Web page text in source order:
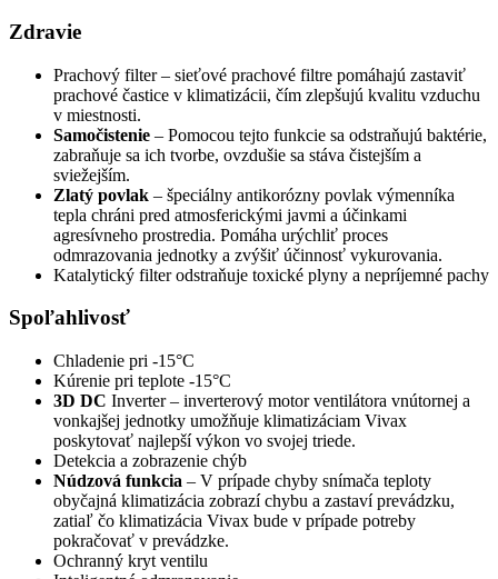
Zdravie
Prachový filter – sieťové prachové filtre pomáhajú zastaviť
prachové častice v klimatizácii, čím zlepšujú kvalitu vzduchu
v miestnosti.
Samočistenie – Pomocou tejto funkcie sa odstraňujú baktérie,
zabraňuje sa ich tvorbe, ovzdušie sa stáva čistejším a
sviežejším.
Zlatý povlak – špeciálny antikorózny povlak výmenníka
tepla chráni pred atmosferickými javmi a účinkami
agresívneho prostredia. Pomáha urýchliť proces
odmrazovania jednotky a zvýšiť účinnosť vykurovania.
Katalytický filter odstraňuje toxické plyny a nepríjemné pachy
Spoľahlivosť
Chladenie pri -15°C
Kúrenie pri teplote -15°C
3D DC Inverter – inverterový motor ventilátora vnútornej a
vonkajšej jednotky umožňuje klimatizáciam Vivax
poskytovať najlepší výkon vo svojej triede.
Detekcia a zobrazenie chýb
Núdzová funkcia – V prípade chyby snímača teploty
obyčajná klimatizácia zobrazí chybu a zastaví prevádzku,
zatiaľ čo klimatizácia Vivax bude v prípade potreby
pokračovať v prevádzke.
Ochranný kryt ventilu